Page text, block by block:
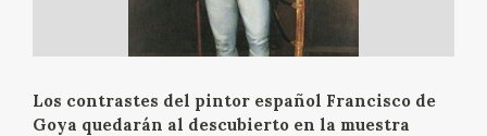
Los contrastes del pintor español Francisco de
Goya quedarán al descubierto en la muestra